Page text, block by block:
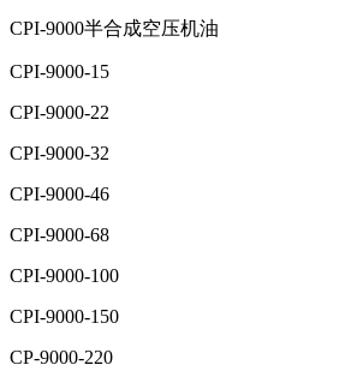
CPI-9000半合成空压机油
CPI-9000-15
CPI-9000-22
CPI-9000-32
CPI-9000-46
CPI-9000-68
CPI-9000-100
CPI-9000-150
CP-9000-220